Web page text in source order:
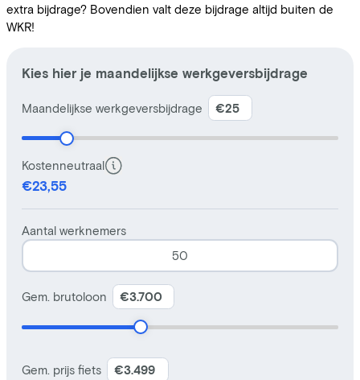
extra bijdrage? Bovendien valt deze bijdrage altijd buiten de
WKR!